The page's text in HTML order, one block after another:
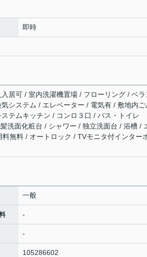
即時
居可 / 室内洗濯機置場 / フローリング / ベラ
システム / エレベーター / 電気有 / 敷地内ご
テムキッチン / コンロ３口 / バス・トイレ
洗面化粧台 / シャワー / 独立洗面台 / 浴槽 /
無料 / オートロック / TVモニタ付インター
一般
-
-
105286602